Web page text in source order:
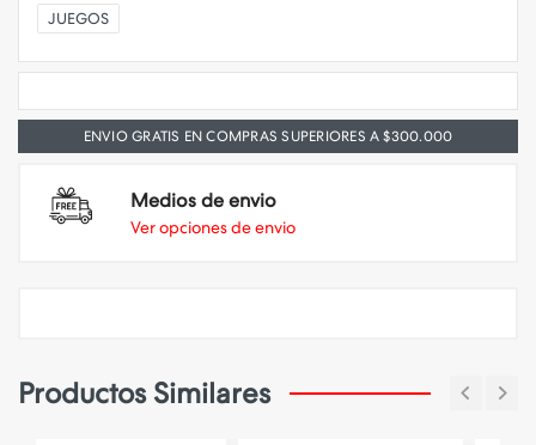
JUEGOS
ENVIO GRATIS EN COMPRAS SUPERIORES A $300.000
Medios de envio
Ver opciones de envio
Productos Similares